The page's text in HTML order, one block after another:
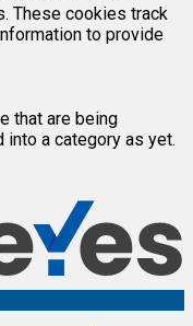
These cookies track
to provide
that are being
into a category as yet.